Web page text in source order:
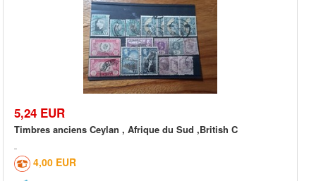
5,24 EUR
Timbres anciens Ceylan , Afrique du Sud ,British C
4,00 EUR